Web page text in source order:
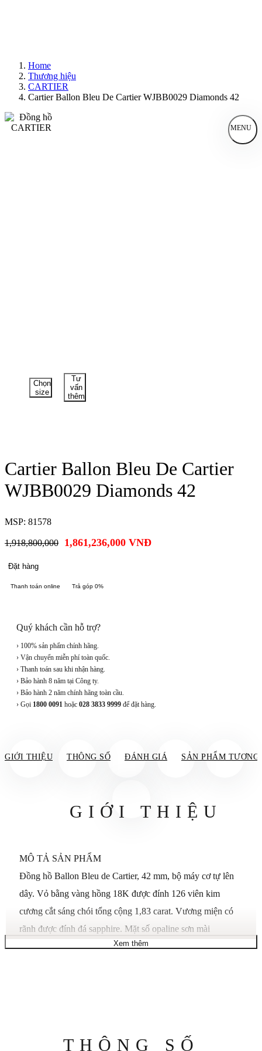
Home
Thương hiệu
CARTIER
Cartier Ballon Bleu De Cartier WJBB0029 Diamonds 42
MENU
Chọn
size
Tư
vấn
thêm
Cartier Ballon Bleu De Cartier
WJBB0029 Diamonds 42
MSP: 81578
1,918,800,000 1,861,236,000 VNĐ
Đặt hàng
Thanh toán online Trả góp 0%
Quý khách cần hỗ trợ?
› 100% sản phẩm chính hãng.
› Vận chuyển miễn phí toàn quốc.
› Thanh toán sau khi nhận hàng.
› Bảo hành 8 năm tại Công ty.
› Bảo hành 2 năm chính hãng toàn cầu.
› Gọi 1800 0091 hoặc 028 3833 9999 để đặt hàng.
GIỚI THIỆU THÔNG SỐ ĐÁNH GIÁ SẢN PHẨM TƯƠNG
GIỚI THIỆU
MÔ TẢ SẢN PHẨM
Đồng hồ Ballon Bleu de Cartier, 42 mm, bộ máy cơ tự lên
dây. Vỏ bằng vàng hồng 18K được đính 126 viên kim
cương cắt sáng chói tổng cộng 1,83 carat. Vương miện có
rãnh được đính đá sapphire. Mặt số opaline sơn mài
guilloché màu bạc. Bàn tay hình thanh kiếm bằng thép
GIỚI THIỆU BỘ SƯU TẬP
Xem thêm
THÔNG SỐ